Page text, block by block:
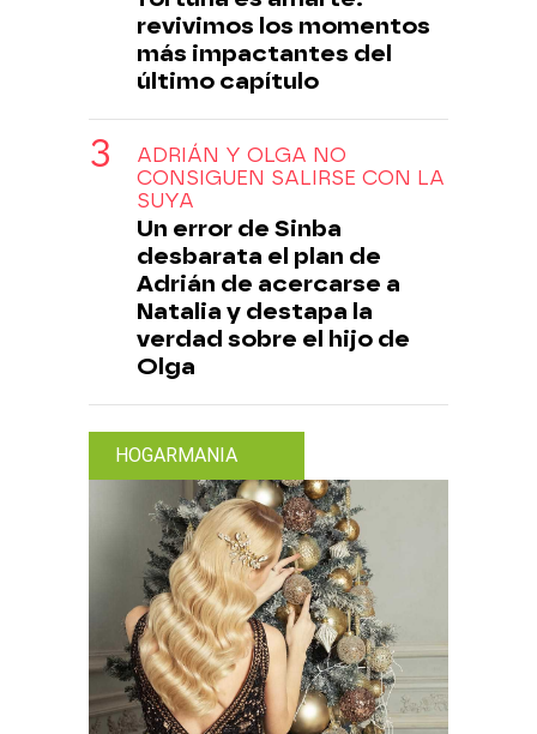
revivimos los momentos
más impactantes del
último capítulo
ADRIÁN Y OLGA NO
CONSIGUEN SALIRSE CON LA
SUYA
Un error de Sinba
desbarata el plan de
Adrián de acercarse a
Natalia y destapa la
verdad sobre el hijo de
Olga
HOGARMANIA